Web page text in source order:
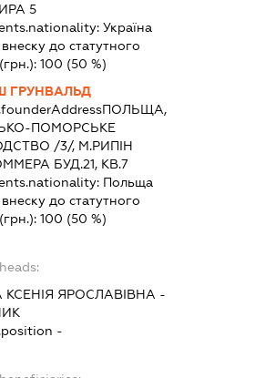
5
Україна
до статутного
100 (50 %)
ГРУНВАЛЬД
ПОЛЬЩА,
ПОМОРСЬКЕ
/3/, М.РИПІН
БУД.21, КВ.7
Польща
до статутного
100 (50 %)
ЯРОСЛАВІВНА -
-